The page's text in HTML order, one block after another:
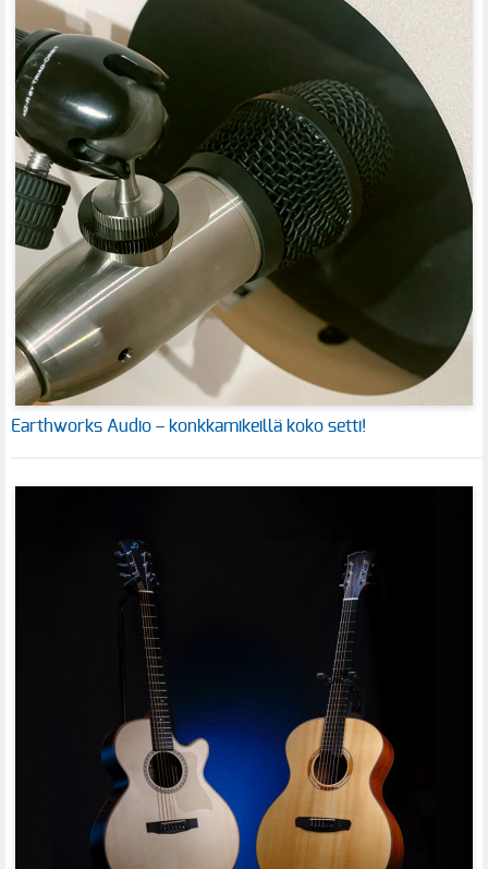
Earthworks Audio – konkkamikeillä koko setti!